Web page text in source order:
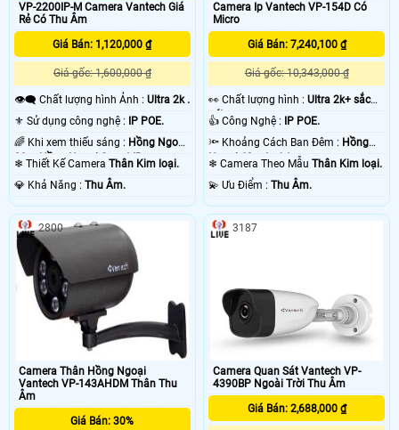
VP-2200IP-M Camera Vantech Giá
Rẻ Có Thu Âm
Giá Bán: 1,120,000 ₫
Giá gốc: 1,600,000 ₫
👁️‍🗨 Chất lượng hình Ảnh : Ultra 2k .
⚜️ Sử dụng công nghệ :
IP POE.
🌈 Khi xem thiếu sáng : Hồng Ngoại
30m Hồng Ngoại Smart IR.
❄ Thiết Kế Camera Thân Kim loại.
️💎 Khả Năng : Thu Âm.
Camera Ip Vantech VP-154D Có
Micro
Giá Bán: 7,240,100 ₫
Giá gốc: 10,343,000 ₫
️👀 Chất lượng hình :Ultra 2k+ sắc
nét .
👍 Công Nghệ :
IP POE.
🔦 Khoảng Cách Ban Đêm : Hồng
Ngoại 60m Led Array.
❄ Camera Theo MẫuThân Kim loại.
️💫 Ưu Điểm :Thu Âm.
Camera Thân Hồng Ngoại
Vantech VP-143AHDM Thân Thu
Âm
Giá Bán: 30%
2800
Camera Quan Sát Vantech VP-
4390BP Ngoài Trời Thu Âm
Giá Bán: 2,688,000 ₫
3187